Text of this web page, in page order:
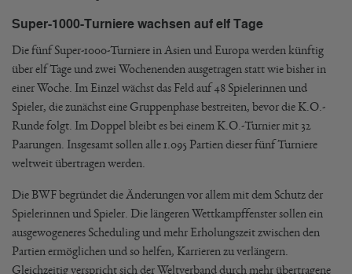
Super-1000-Turniere wachsen auf elf Tage
Die fünf Super-1000-Turniere in Asien und Europa werden künftig
über elf Tage und zwei Wochenenden ausgetragen statt wie bisher in
einer Woche. Im Einzel wächst das Feld auf 48 Spielerinnen und
Spieler, die zunächst eine Gruppenphase bestreiten, bevor die K.O.-
Runde folgt. Im Doppel bleibt es bei einem K.O.-Turnier mit 32
Paarungen. Insgesamt sollen alle 1.095 Partien dieser fünf Turniere
weltweit übertragen werden.
Die BWF begründet die Änderungen vor allem mit dem Schutz der
Spielerinnen und Spieler. Die längeren Wettkampffenster sollen ein
ausgewogeneres Scheduling und mehr Erholungszeit zwischen den
Partien ermöglichen und so helfen, Karrieren zu verlängern.
Gleichzeitig verspricht sich der Weltverband durch mehr übertragene